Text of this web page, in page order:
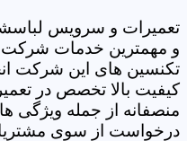
تعمیرات و سرویس
و مهمترین خدمات
تکنسین های این شرکت
کیفیت بالا تخصص در
منصفانه از جمله
درخواست از سوی